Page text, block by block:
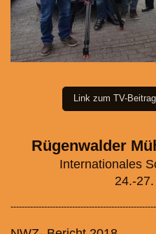
Link zum TV-
Rügenwalder
Internationales
24.-